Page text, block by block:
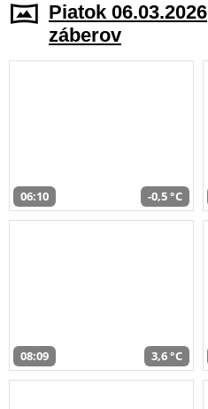
Piatok 06.03.2026
záberov
06:10 -0,5 °C
08:09 3,6 °C